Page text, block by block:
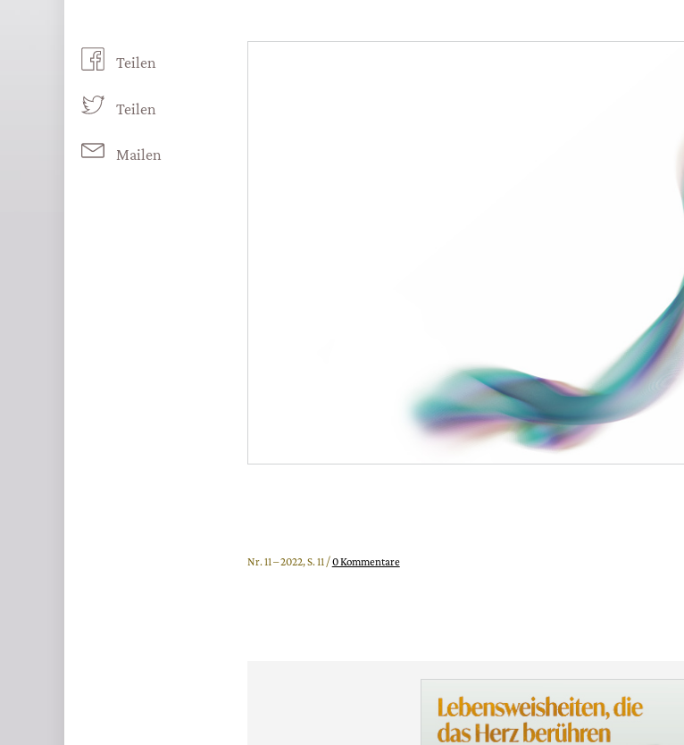
Nr. 11 – 2022, S. 11 /0 Kommentare
Teilen
Teilen
Mailen